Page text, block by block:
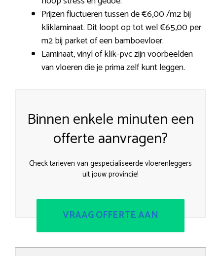
Prijzen fluctueren tussen de €6,00 /m2 bij
kliklaminaat. Dit loopt op tot wel €65,00 per
m2 bij parket of een bamboevloer.
Laminaat, vinyl of klik-pvc zijn voorbeelden
van vloeren die je prima zelf kunt leggen.
Binnen enkele minuten een
offerte aanvragen?
Check tarieven van gespecialiseerde vloerenleggers
uit jouw provincie!
VRAAG OFFERTE AAN